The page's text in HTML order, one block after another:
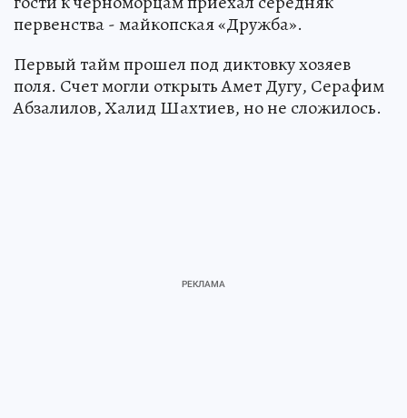
первенства - майкопская «Дружба».
Первый тайм прошел под диктовку хозяев
поля. Счет могли открыть Амет Дугу, Серафим
Абзалилов, Халид Шахтиев, но не сложилось.